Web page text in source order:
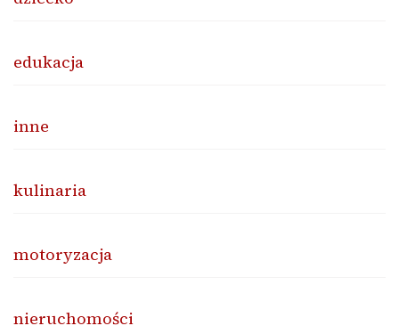
edukacja
inne
kulinaria
motoryzacja
nieruchomości